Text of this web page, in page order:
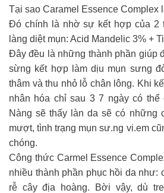
Tại sao Caramel Essence Complex
Đó chính là nhờ sự kết hợp của 2
làng diệt mụn: Acid Mandelic 3% +
Đây đều là những thành phần giúp
sừng kết hợp làm dịu mụn sưng
thâm và thu nhỏ lỗ chân lông. Khi
nhân hóa chỉ sau 3 7 ngày có thể
Nàng sẽ thấy làn da sẽ có những
mượt, tình trạng mụn sư.ng vi.em
chóng.
Công thức Carmel Essence
nhiều thành phần phục hồi da như:
rễ cây địa hoàng. Bời vậy, dù